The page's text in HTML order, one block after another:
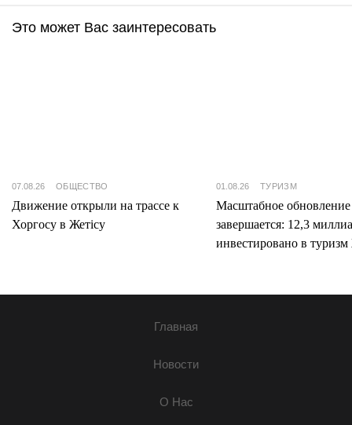
Это может Вас заинтересовать
07.08.26 ОБЩЕСТВО
Движение открыли на трассе к
Хоргосу в Жетісу
01.08.26 ТУРИЗМ
Масштабное
завершается: 12,3
инвестировано в туризм
Главная
Новости
О Нас